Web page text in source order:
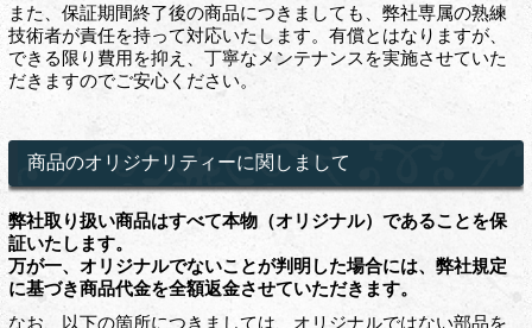
また、保証期間終了後の商品につきましても、弊社専属の熟練
技術者が責任を持って対応いたします。有償とはなりますが、
できる限り費用を抑え、丁寧なメンテナンスを実施させていた
だきますのでご安心ください。
商品のオリジナリティーに関しまして
弊社取り扱い商品はすべて本物（オリジナル）であることを保
証いたします。
万が一、オリジナルでないことが判明した場合には、弊社規定
に基づき商品代金を全額返金させていただきます。
なお、以下の箇所につきましては、オリジナルではない部品を